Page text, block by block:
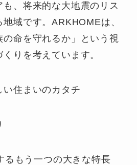
、将来的な大地震のリス
域です。ARKHOMEは、
の命を守れるか」という視
りを考えています。
い住まいのカタチ
るもう一つの大きな特長